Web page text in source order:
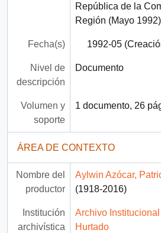
República de la
Región (Mayo 1992)
Fecha(s) 1992-05
Nivel de
descripción
Documento
Volumen y
soporte
1 documento, 26
ÁREA DE CONTEXTO
Nombre del
productor
Aylwin Azócar,
(1918-2016)
Institución
archivística
Archivo
Hurtado